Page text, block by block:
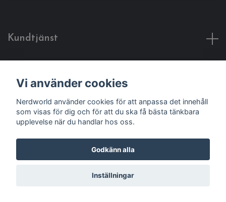
Kundtjänst
Sociala medier
© 2026 Nerdworld
Vi använder cookies
Nerdworld använder cookies för att anpassa det innehåll
som visas för dig och för att du ska få bästa tänkbara
upplevelse när du handlar hos oss.
Godkänn alla
Inställningar